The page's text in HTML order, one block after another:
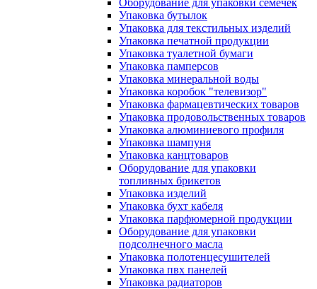
Оборудование для упаковки семечек
Упаковка бутылок
Упаковка для текстильных изделий
Упаковка печатной продукции
Упаковка туалетной бумаги
Упаковка памперсов
Упаковка минеральной воды
Упаковка коробок "телевизор"
Упаковка фармацевтических товаров
Упаковка продовольственных товаров
Упаковка алюминиевого профиля
Упаковка шампуня
Упаковка канцтоваров
Оборудование для упаковки
топливных брикетов
Упаковка изделий
Упаковка бухт кабеля
Упаковка парфюмерной продукции
Оборудование для упаковки
подсолнечного масла
Упаковка полотенцесушителей
Упаковка пвх панелей
Упаковка радиаторов